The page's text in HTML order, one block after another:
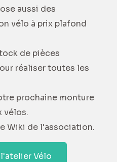
aussi des
vélo à prix plafond
de pièces
réaliser toutes les
prochaine monture
vélos.
Wiki de l'association.
Vélo